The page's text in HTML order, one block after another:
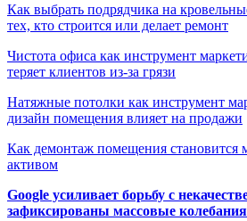
Как выбрать подрядчика на
тех, кто строится или делает ремонт
Чистота офиса как инструмент
теряет клиентов из-за грязи
Натяжные потолки как инструмент
дизайн помещения влияет на продажи
Как демонтаж помещения становится
активом
Google усиливает борьбу с
зафиксированы массовые